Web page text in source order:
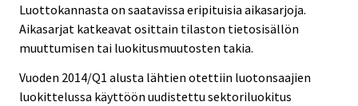
Luottokannasta on saatavissa eripituisia aikasarjoja.
Aikasarjat katkeavat osittain tilaston tietosisällön
muuttumisen tai luokitusmuutosten takia.
Vuoden 2014/Q1 alusta lähtien otettiin luotonsaajien
luokittelussa käyttöön uudistettu sektoriluokitus